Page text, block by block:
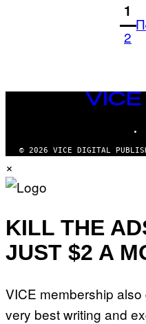
1
2
VICE
MEDIA
© 2026 VICE DIGITAL
×
KILL THE
JUST $2 A
VICE membership
very best writing and